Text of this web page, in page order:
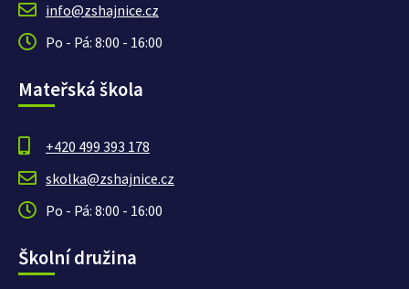
info@zshajnice.cz
Po - Pá: 8:00 - 16:00
Mateřská škola
+420 499 393 178
skolka@zshajnice.cz
Po - Pá: 8:00 - 16:00
Školní družina